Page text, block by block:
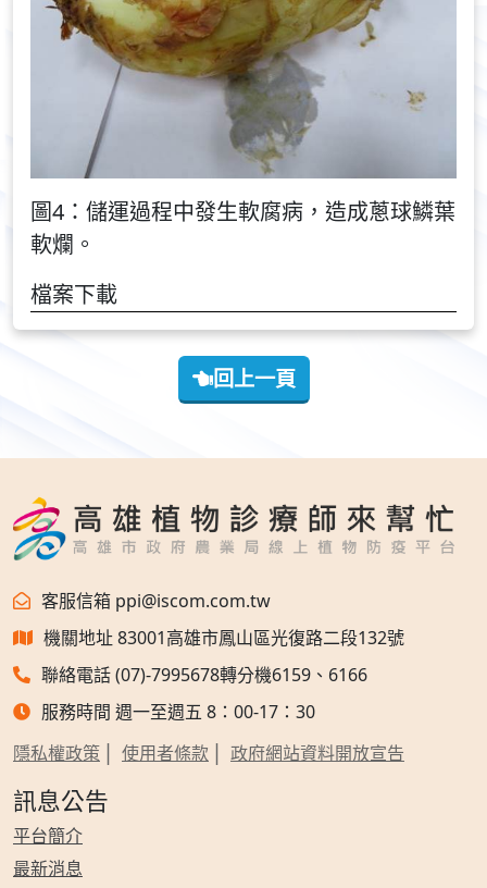
圖4：儲運過程中發生軟腐病，造成蔥球鱗葉
軟爛。
檔案下載
回上一頁
客服信箱 ppi@iscom.com.tw
機關地址 83001高雄市鳳山區光復路二段132號
聯絡電話 (07)-7995678轉分機6159、6166
服務時間 週一至週五 8：00-17：30
隱私權政策
使用者條款 政府網站資料開放宣告
訊息公告
平台簡介
最新消息